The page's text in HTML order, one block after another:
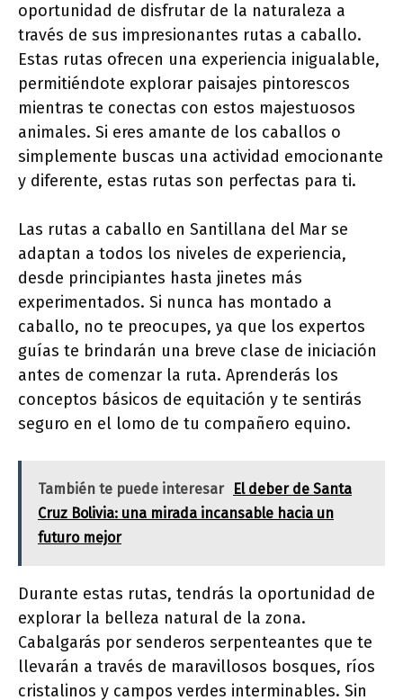
oportunidad de disfrutar de la naturaleza a
través de sus impresionantes rutas a caballo.
Estas rutas ofrecen una experiencia inigualable,
permitiéndote explorar paisajes pintorescos
mientras te conectas con estos majestuosos
animales. Si eres amante de los caballos o
simplemente buscas una actividad emocionante
y diferente, estas rutas son perfectas para ti.
Las rutas a caballo en Santillana del Mar se
adaptan a todos los niveles de experiencia,
desde principiantes hasta jinetes más
experimentados. Si nunca has montado a
caballo, no te preocupes, ya que los expertos
guías te brindarán una breve clase de iniciación
antes de comenzar la ruta. Aprenderás los
conceptos básicos de equitación y te sentirás
seguro en el lomo de tu compañero equino.
También te puede interesar
El deber de Santa
Cruz Bolivia: una mirada incansable hacia un
futuro mejor
Durante estas rutas, tendrás la oportunidad de
explorar la belleza natural de la zona.
Cabalgarás por senderos serpenteantes que te
llevarán a través de maravillosos bosques, ríos
cristalinos y campos verdes interminables. Sin